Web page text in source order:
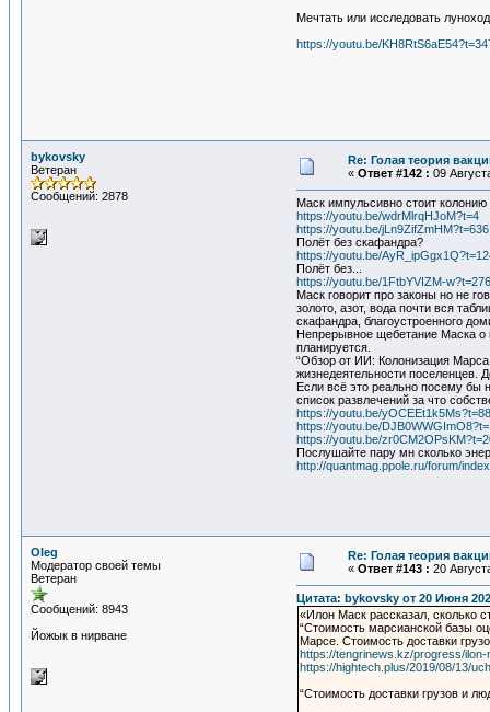
Мечтать или исследовать
https://youtu.be/
bykovsky
Ветеран
Сообщений: 2878
Re: Голая теория
« Ответ #142 : 09
Маск импульсивно стоит
https://youtu.be/wdrMlrqHJoM?t=4
https://youtu.be/jLn9ZifZmHM?t=636
Полёт без скафандра?
https://youtu.be/
Полёт без...
https://youtu.be/1FtbYVIZM-
Маск говорит про законы но не
золото, азот, вода почти вся
скафандра, благоустроенного
Непрерывное щебетание Маска о
планируется.
“Обзор от ИИ: Колонизация
жизнедеятельности поселенцев.
Если всё это реально посему бы
список развлечений за что
https://youtu.be/
https://youtu.be/
https://youtu.be/
Послушайте пару мн сколько
http://quantmag.ppole.ru/forum/
Oleg
Модератор своей темы
Ветеран
Сообщений: 8943
Йожык в нирване
Re: Голая теория
« Ответ #143 : 20
Цитата: bykovsky от 20 Июня
«Илон Маск рассказал, сколько
“Стоимость марсианской базы
Марсе. Стоимость доставки
https://tengrinews.kz/progress/
https://hightech.plus/2019/08/13/
“Стоимость доставки грузов и